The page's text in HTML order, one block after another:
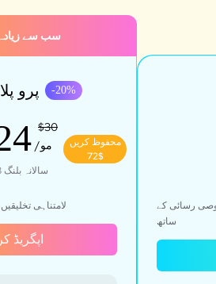
سب سے
پرو -20%
$30
/مو
محفوظ کریں
$72
سالانہ بلنگ
لامتناہی
اپگریڈ
رسائی کے
ساتھ